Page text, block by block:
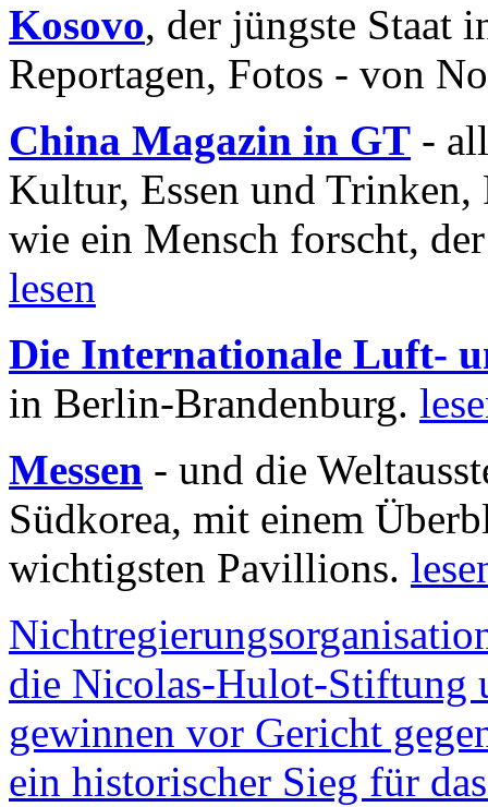
Kosovo, der jüngste Staat
Reportagen, Fotos - von
China Magazin in GT -
Kultur, Essen und
wie ein Mensch forscht,
lesen
Die Internationale Luft-
in Berlin-Brandenburg.
Messen - und die
Südkorea, mit einem
wichtigsten Pavillions.
die Nicolas-Hulot-Stiftung
gewinnen vor Gericht
ein historischer Sieg für